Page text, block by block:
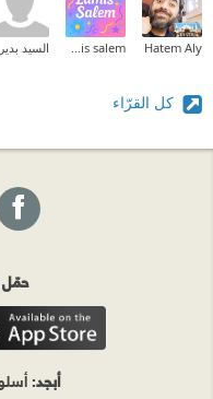
Hatem Aly السيد بدير
كل القرّاء
حمّل
أبجد: